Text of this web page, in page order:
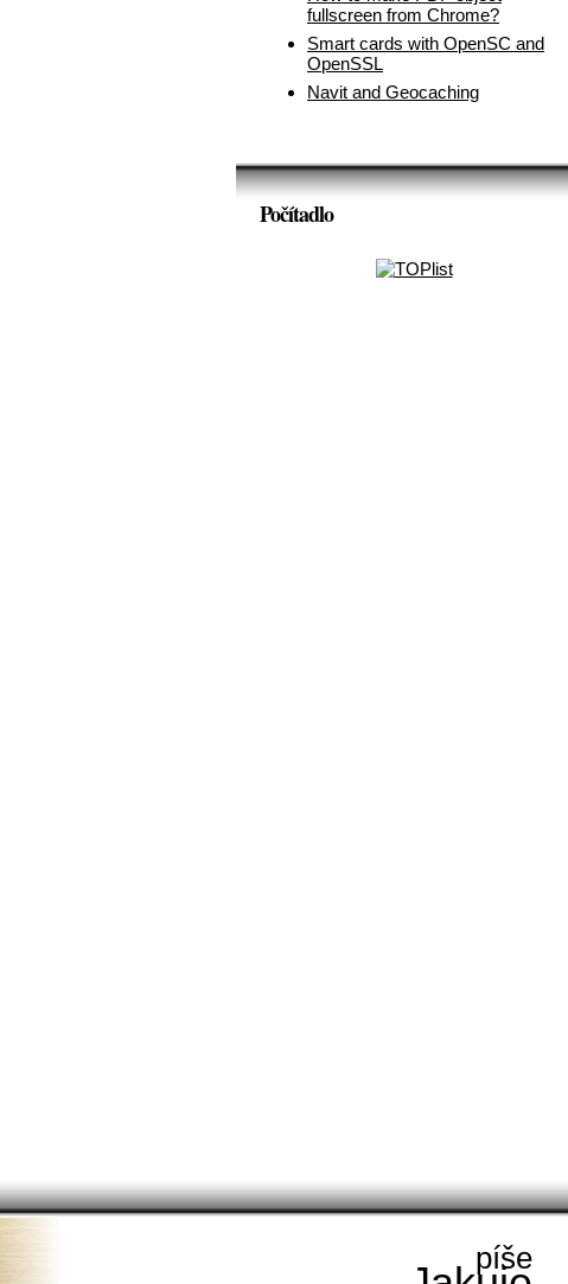
fullscreen from Chrome?
Smart cards with OpenSC and
OpenSSL
Navit and Geocaching
Počítadlo
píše